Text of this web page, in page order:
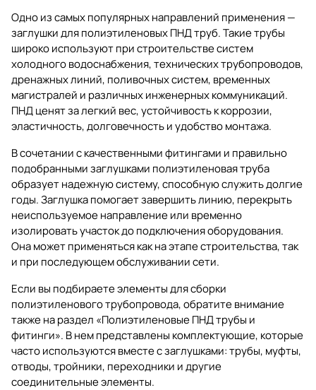
Одно из самых популярных направлений применения —
заглушки для полиэтиленовых ПНД труб. Такие трубы
широко используют при строительстве систем
холодного водоснабжения, технических трубопроводов,
дренажных линий, поливочных систем, временных
магистралей и различных инженерных коммуникаций.
ПНД ценят за легкий вес, устойчивость к коррозии,
эластичность, долговечность и удобство монтажа.
В сочетании с качественными фитингами и правильно
подобранными заглушками полиэтиленовая труба
образует надежную систему, способную служить долгие
годы. Заглушка помогает завершить линию, перекрыть
неиспользуемое направление или временно
изолировать участок до подключения оборудования.
Она может применяться как на этапе строительства, так
и при последующем обслуживании сети.
Если вы подбираете элементы для сборки
полиэтиленового трубопровода, обратите внимание
также на раздел «Полиэтиленовые ПНД трубы и
фитинги». В нем представлены комплектующие, которые
часто используются вместе с заглушками: трубы, муфты,
отводы, тройники, переходники и другие
соединительные элементы.